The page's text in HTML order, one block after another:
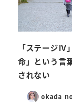
「ステージⅣ
命」という言
されない
okada